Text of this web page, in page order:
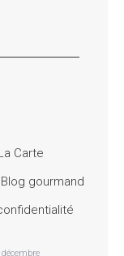
Carte
Blog gourmand